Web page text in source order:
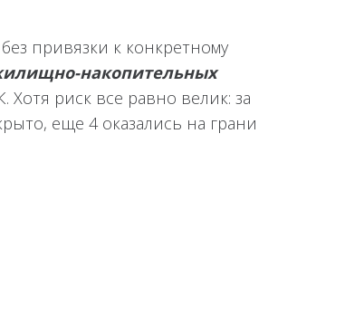
привязки к конкретному
накопительных
риск все равно велик: за
еще 4 оказались на грани